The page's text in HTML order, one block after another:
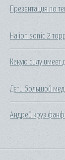
Презентация по
Halion sonic 2
Какую силу имеет
Дети большой
Андрей круз